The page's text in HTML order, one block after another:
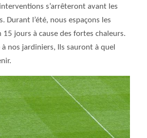
s’arrêteront avant les
Durant l’été, nous espaçons les
15 jours à cause des fortes chaleurs.
à nos jardiniers, Ils sauront à quel